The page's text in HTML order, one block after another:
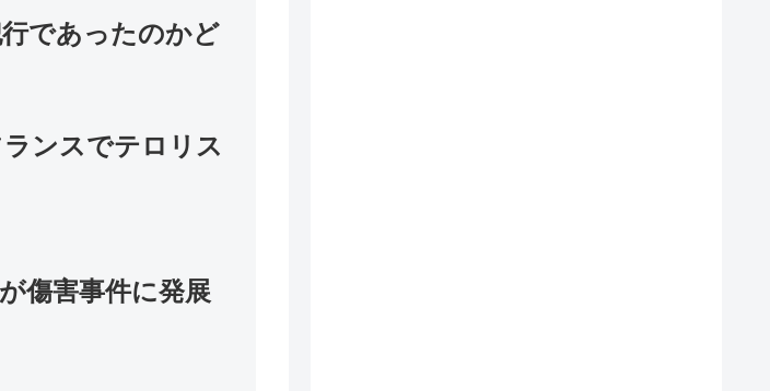
であったのかど
ンスでテロリス
傷害事件に発展